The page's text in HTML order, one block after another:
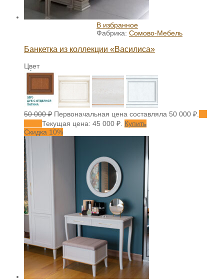
В избранное
Фабрика: Сомово-Мебель
Банкетка из коллекции «Василиса»
Цвет
50 000₽ Первоначальная цена составляла 50 000 ₽.
Текущая цена: 45 000 ₽. Купить
Скидка 10%